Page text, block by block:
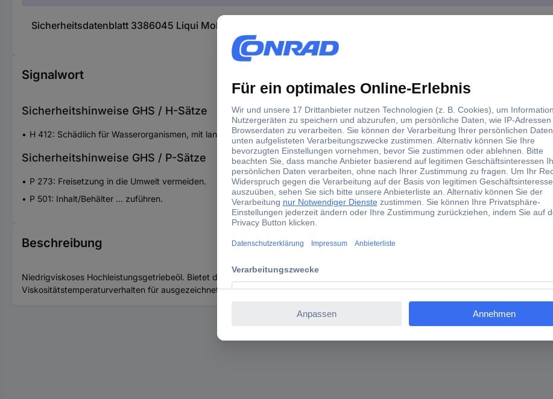
Sicherheitsdatenblatt 3386045 Liqui Moly Top Tec MTF 5100 20842 Getriebeöl 1 l
Signalwort
Sicherheitshinweise GHS / H-Sätze
H 412: Schädlich für Wasserorganismen, mit langfristiger Wirkung
Sicherheitshinweise GHS / P-Sätze
P 273: Freisetzung in die Umwelt vermeiden.
P 501: Inhalt/Behälter … zuführen.
Beschreibung
Niedrigviskoses Hochleistungsgetriebeöl. Bietet durch exzellente Scherstabilität hohes Kraftstoffeinsparpotenzial und optimalen
Viskositätstemperaturverhalten für ausgezeichneten Schaltkomfort unter allen Betriebsbedingungen.